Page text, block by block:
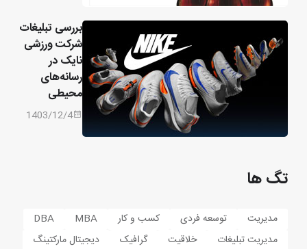
بررسی تبلیغات
شرکت ورزشی
نایک در
رسانه‌های
محیطی
1403/12/4
تگ ها
مدیریت توسعه فردی کسب و کار MBA
DBA
مدیریت تبلیغات
خلاقیت گرافیک
دیجیتال مارکتینگ